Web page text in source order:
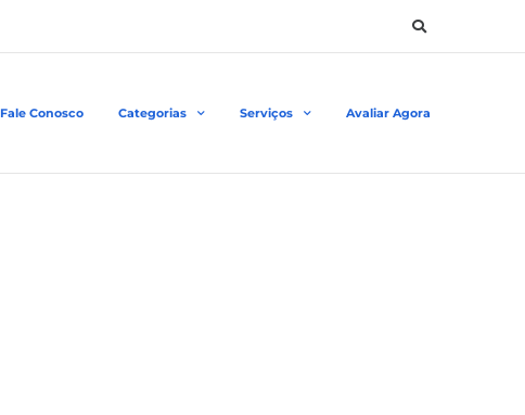
Fale Conosco Categorias Serviços Avaliar Agora